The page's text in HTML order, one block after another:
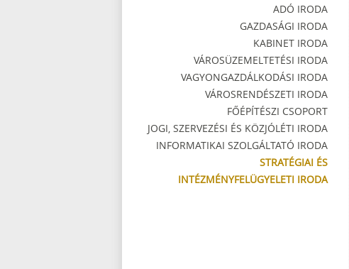
ADÓ IRODA
GAZDASÁGI IRODA
KABINET IRODA
VÁROSÜZEMELTETÉSI IRODA
VAGYONGAZDÁLKODÁSI IRODA
VÁROSRENDÉSZETI IRODA
FŐÉPÍTÉSZI CSOPORT
JOGI, SZERVEZÉSI ÉS KÖZJÓLÉTI IRODA
INFORMATIKAI SZOLGÁLTATÓ IRODA
STRATÉGIAI ÉS
INTÉZMÉNYFELÜGYELETI IRODA